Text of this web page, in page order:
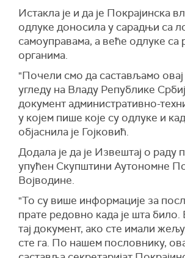
Истакла је и да је Покрајинска
одлуке доносила у сарадњи са
самоуправама, а веће одлуке са
органима.
"Почели смо да састављамо
угледу на Владу Републике
документ административно-
у којем пише које су одлуке и
објаснила је Гојковић.
Додала је да је Извештај о раду
упућен Скупштини Аутономне
Војводине.
"То су више информације за
прате редовно када је шта
тај документ, ако сте имали
сте га. По нашем пословнику,